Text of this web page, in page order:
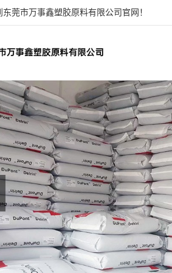
莞市万事鑫塑胶原料有限公司官网！